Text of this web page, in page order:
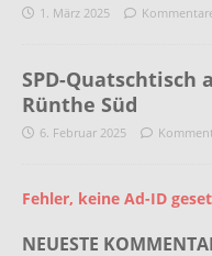
1. März 2025
SPD-Quatschtisch
Rünthe Süd
6. Februar 2025
Fehler, keine Ad-ID
NEUESTE